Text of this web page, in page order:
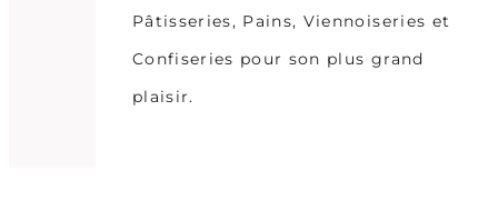
Pâtisseries, Pains, Viennoiseries et
Confiseries pour son plus grand
plaisir.